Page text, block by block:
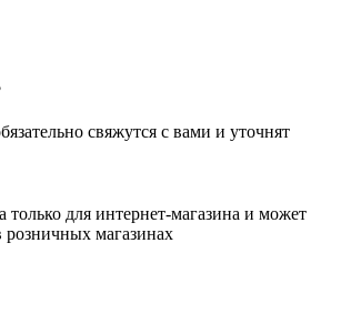
свяжутся с вами и уточнят
только для интернет-магазина и может
розничных магазинах